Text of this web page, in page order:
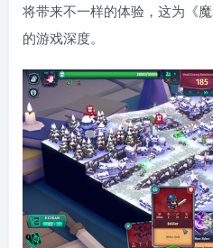
将带来不一样的体验，这为《
的游戏深度。